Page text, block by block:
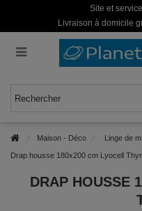
Site et
Livraison à domicile
Maison - Déco Linge de
Drap housse 180x200 cm Lyocell
DRAP HOUSSE